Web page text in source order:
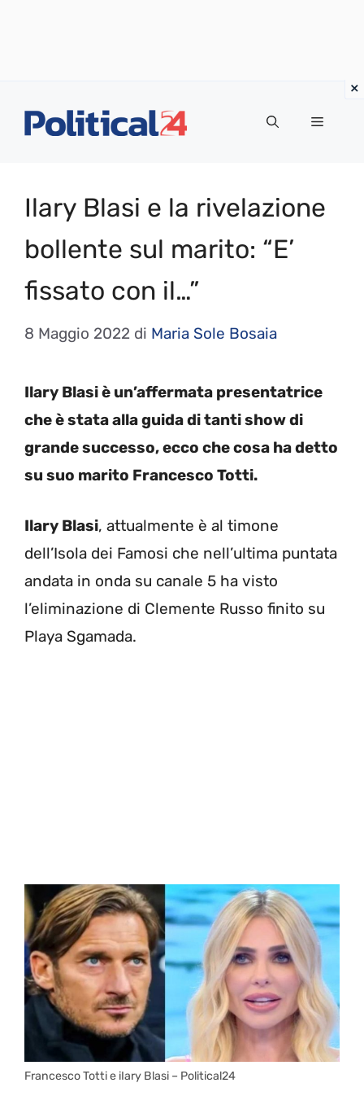
Menu
Ilary Blasi e la rivelazione
bollente sul marito: “E’
fissato con il…”
8 Maggio 2022 di Maria Sole Bosaia
Ilary Blasi è un’affermata presentatrice
che è stata alla guida di tanti show di
grande successo, ecco che cosa ha detto
su suo marito Francesco Totti.
Ilary Blasi, attualmente è al timone
dell’Isola dei Famosi che nell’ultima puntata
andata in onda su canale 5 ha visto
l’eliminazione di Clemente Russo finito su
Playa Sgamada.
Francesco Totti e iIary Blasi – Political24